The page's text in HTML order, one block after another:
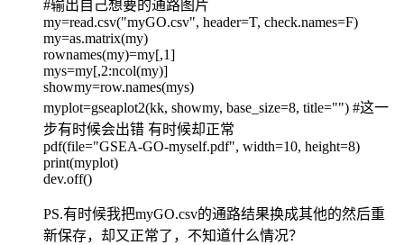
#输出自己想要的通路图片
my=read.csv("myGO.csv", header=T, check.names=F)
my=as.matrix(my)
rownames(my)=my[,1]
mys=my[,2:ncol(my)]
showmy=row.names(mys)
myplot=gseaplot2(kk, showmy, base_size=8, title="") #这一
步有时候会出错 有时候却正常
pdf(file="GSEA-GO-myself.pdf", width=10, height=8)
print(myplot)
dev.off()
PS.有时候我把myGO.csv的通路结果换成其他的然后重
新保存，却又正常了，不知道什么情况？